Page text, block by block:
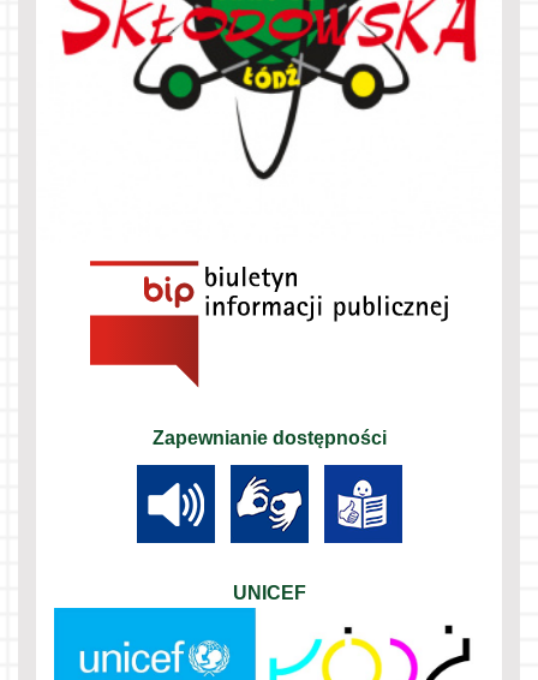
Zapewnianie dostępności
UNICEF